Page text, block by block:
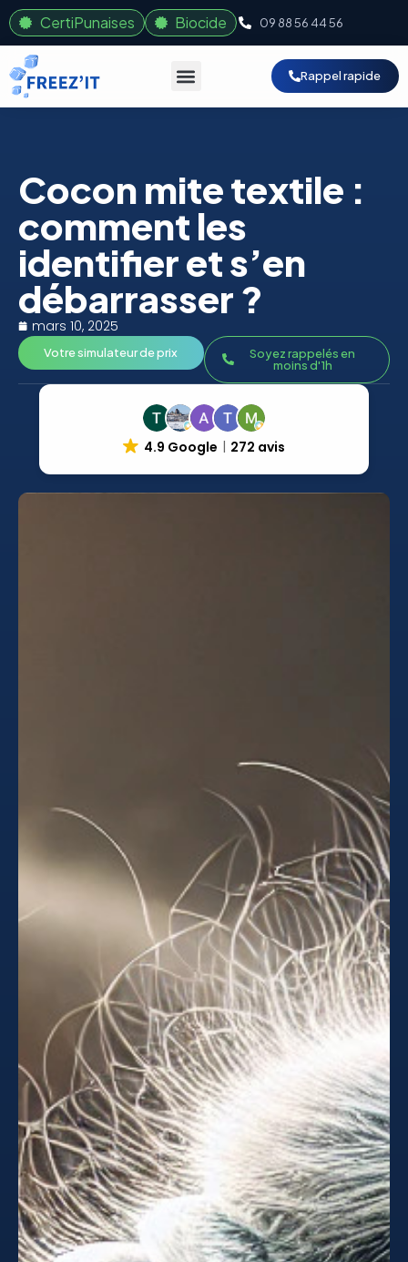
CertiPunaises Biocide 09 88 56 44 56
Rappel rapide
Cocon mite textile :
comment les
identifier et s’en
débarrasser ?
mars 10, 2025
Votre simulateur de prix
Soyez rappelés en
moins d'1h
4.9 Google 272 avis